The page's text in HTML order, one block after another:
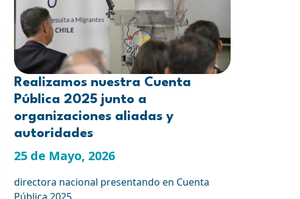
Realizamos nuestra Cuenta
Pública 2025 junto a
organizaciones aliadas y
autoridades
25 de Mayo, 2026
directora nacional presentando en Cuenta